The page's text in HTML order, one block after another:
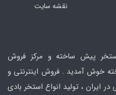
نقشه سایت
پیش ساخته و مرکز فروش
خوش آمدید . فروش اینترنتی و
، تولید انواع استخر بادی